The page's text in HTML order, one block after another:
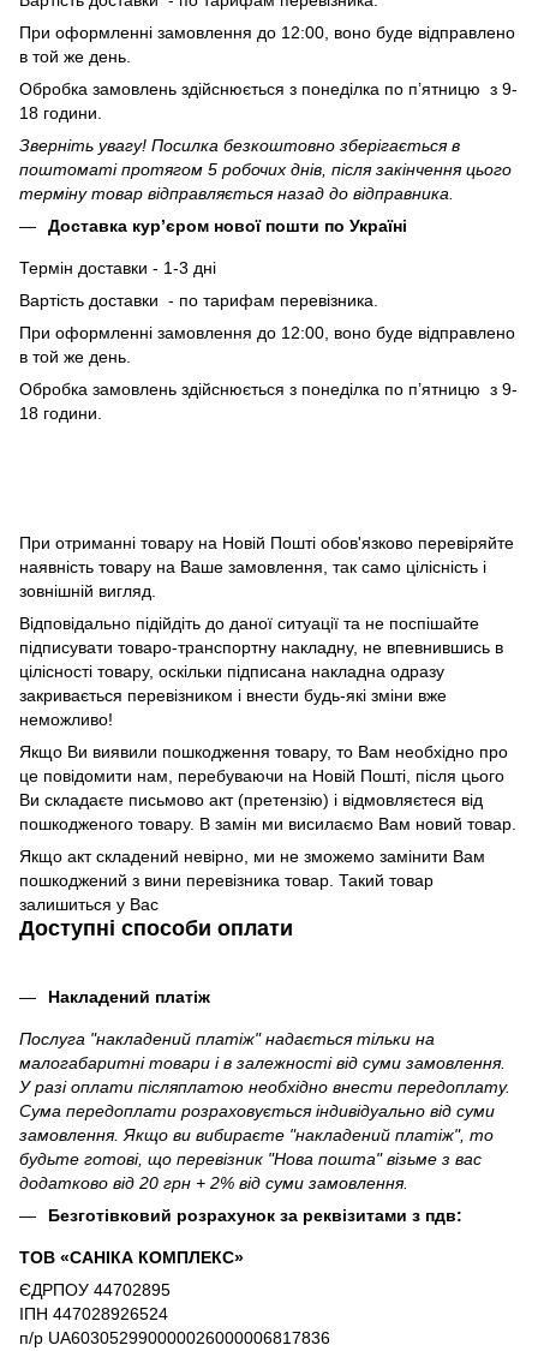
При оформленні замовлення до 12:00, воно буде відправлено
в той же день.
Обробка замовлень здійснюється з понеділка по п’ятницю з 9-
18 години.
Зверніть увагу! Посилка безкоштовно зберігається в
поштоматі протягом 5 робочих днів, після закінчення цього
терміну товар відправляється назад до відправника.
Доставка кур’єром нової пошти по Україні
Термін доставки - 1-3 дні
Вартість доставки - по тарифам перевізника.
При оформленні замовлення до 12:00, воно буде відправлено
в той же день.
Обробка замовлень здійснюється з понеділка по п’ятницю з 9-
18 години.
При отриманні товару на Новій Пошті обов'язково перевіряйте
наявність товару на Ваше замовлення, так само цілісність і
зовнішній вигляд.
Відповідально підійдіть до даної ситуації та не поспішайте
підписувати товаро-транспортну накладну, не впевнившись в
цілісності товару, оскільки підписана накладна одразу
закривається перевізником і внести будь-які зміни вже
неможливо!
Якщо Ви виявили пошкодження товару, то Вам необхідно про
це повідомити нам, перебуваючи на Новій Пошті, після цього
Ви складаєте письмово акт (претензію) і відмовляєтеся від
пошкодженого товару. В замін ми висилаємо Вам новий товар.
Якщо акт складений невірно, ми не зможемо замінити Вам
пошкоджений з вини перевізника товар. Такий товар
залишиться у Вас
Доступні способи оплати
Накладений платіж
Послуга "накладений платіж" надається тільки на
малогабаритні товари і в залежності від суми замовлення.
У разі оплати післяплатою необхідно внести передоплату.
Сума передоплати розраховується індивідуально від суми
замовлення. Якщо ви вибираєте "накладений платіж", то
будьте готові, що перевізник "Нова пошта" візьме з вас
додатково від 20 грн + 2% від суми замовлення.
Безготівковий розрахунок за реквізитами з пдв:
ТОВ «САНІКА КОМПЛЕКС»
ЄДРПОУ 44702895
ІПН 447028926524
п/р UA603052990000026000006817836